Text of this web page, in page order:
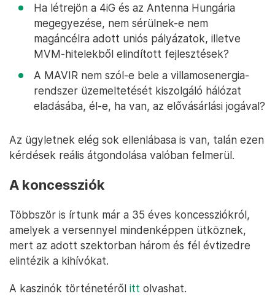
Ha létrejön a 4iG és az Antenna Hungária
megegyezése, nem sérülnek-e nem
magáncélra adott uniós pályázatok, illetve
MVM-hitelekből elindított fejlesztések?
A MAVIR nem szól-e bele a villamosenergia-
rendszer üzemeltetését kiszolgáló hálózat
eladásába, él-e, ha van, az elővásárlási jogával?
Az ügyletnek elég sok ellenlábasa is van, talán ezen
kérdések reális átgondolása valóban felmerül.
A koncessziók
Többször is írtunk már a 35 éves koncessziókról,
amelyek a versennyel mindenképpen ütköznek,
mert az adott szektorban három és fél évtizedre
elintézik a kihívókat.
A kaszinók történetéről itt olvashat.